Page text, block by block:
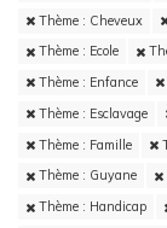
Thème : Cheveux
Thème : Ecole
Thème : Enfance
Thème : Esclavage
Thème : Famille
Thème : Guyane
Thème : Handicap